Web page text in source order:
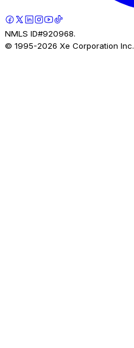
NMLS ID#920968.
© 1995-2026 Xe Corporation Inc.